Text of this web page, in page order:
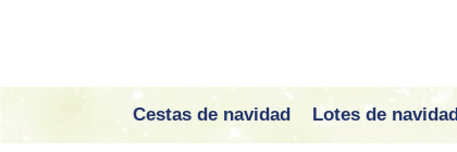
Cestas de navidad Lotes de